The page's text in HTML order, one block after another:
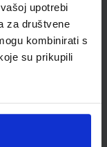
upotrebi
za društvene
kombinirati s
su prikupili
Lukša
ministarstva:6984